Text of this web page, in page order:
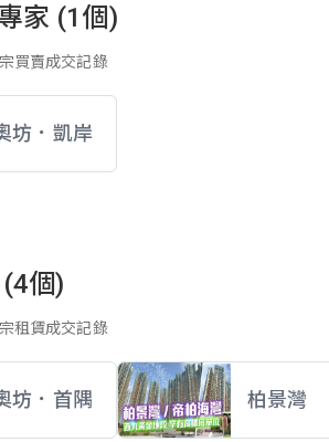
家 (1個)
買賣成交記錄
坊．凱岸
個)
租賃成交記錄
坊．首隅 柏景灣